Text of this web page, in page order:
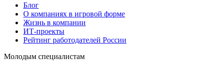
Блог
О компаниях в игровой форме
Жизнь в компании
ИТ-проекты
Рейтинг работодателей России
Молодым специалистам